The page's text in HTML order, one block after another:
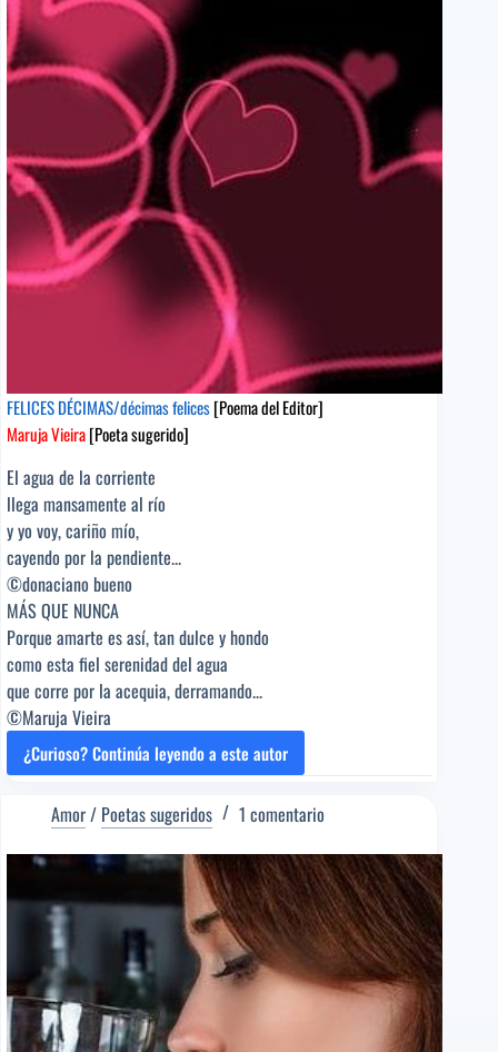
del
Editor]
Roberto
Juarroz
[Poeta
sugerido]
FELICES DÉCIMAS/décimas felices[Poema del Editor]
Maruja Vieira[Poeta sugerido]
El agua de la corriente
llega mansamente al río
y yo voy, cariño mío,
cayendo por la pendiente...
©donaciano bueno
MÁS QUE NUNCA
Porque amarte es así, tan dulce y hondo
como esta fiel serenidad del agua
que corre por la acequia, derramando...
©Maruja Vieira
¿Curioso? Continúa leyendo a este autor
FELICES
felices
[Poema
del
Editor]
Maruja
Vieira
[Poeta
sugerido]
Amor/ Poetas sugeridos 1 comentario